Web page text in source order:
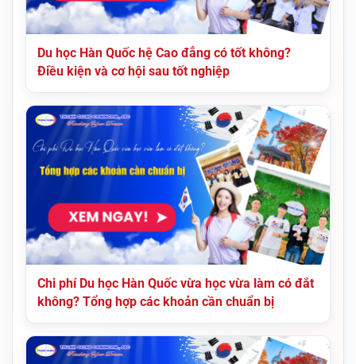
Du học Hàn Quốc hệ Cao đẳng có tốt không?
Điều kiện và cơ hội sau tốt nghiệp
Chi phí Du học Hàn Quốc vừa học vừa làm có đắt
không? Tổng hợp các khoản cần chuẩn bị